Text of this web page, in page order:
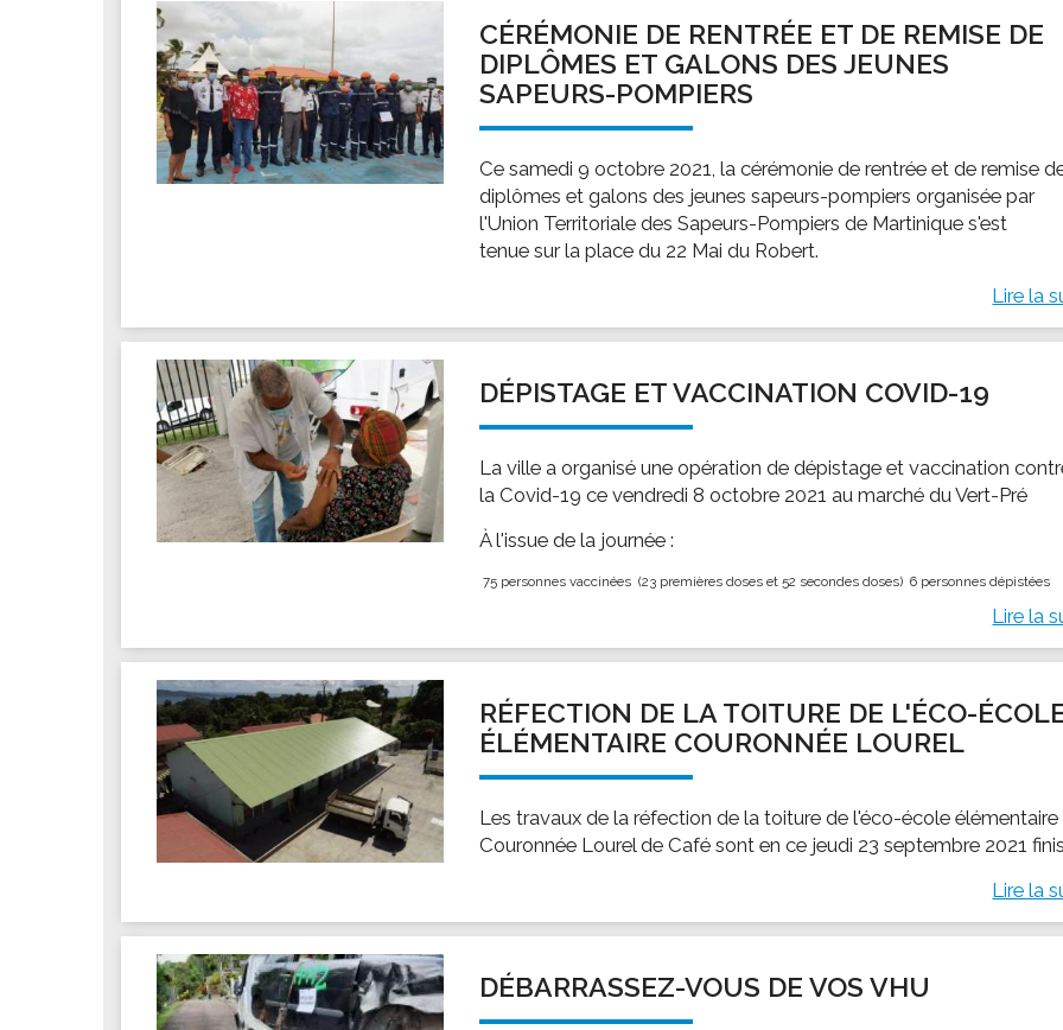
Les associations
Les droits et obligations
Faire une demande de subvention
Les activités des associations
VIE PRATIQUE
Les marchés
Le funéraire
Numéros d'urgence
SANTÉ
Annuaire santé
CÉRÉMONIE DE RENTRÉE ET DE REMISE DE
DIPLÔMES ET GALONS DES JEUNES
SAPEURS-POMPIERS
Ce samedi 9 octobre 2021, la cérémonie de rentrée et de remise
diplômes et galons des jeunes sapeurs-pompiers organisée par
l'Union Territoriale des Sapeurs-Pompiers de Martinique s'est
tenue sur la place du 22 Mai du Robert.
Lire la
DÉPISTAGE ET VACCINATION COVID-19
La ville a organisé une opération de dépistage et vaccination
la Covid-19 ce vendredi 8 octobre 2021 au marché du Vert-Pré
À l'issue de la journée :
75 personnes vaccinées (23 premières doses et 52 secondes doses) 6 personnes dépistées
Lire la
RÉFECTION DE LA TOITURE DE L'ÉCO-
ÉLÉMENTAIRE COURONNÉE LOUREL
Les travaux de la réfection de la toiture de l'éco-école élémentaire
Couronnée Lourel de Café sont en ce jeudi 23 septembre 2021
Lire la
DÉBARRASSEZ-VOUS DE VOS VHU